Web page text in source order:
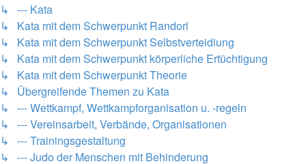
↳ --- Kata
↳ Kata mit dem Schwerpunkt Randori
↳ Kata mit dem Schwerpunkt Selbstverteidiung
↳ Kata mit dem Schwerpunkt körperliche Ertüchtigung
↳ Kata mit dem Schwerpunkt Theorie
↳ Übergreifende Themen zu Kata
↳ --- Wettkampf, Wettkampforganisation u. -regeln
↳ --- Vereinsarbeit, Verbände, Organisationen
↳ --- Trainingsgestaltung
↳ --- Judo der Menschen mit Behinderung